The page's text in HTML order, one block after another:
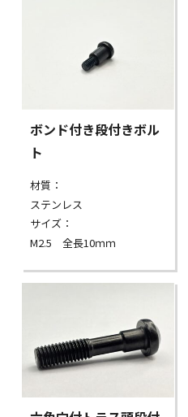
ボンド付き段付きボル
ト
材質：
ステンレス
サイズ：
M2.5 全長10ｍｍ